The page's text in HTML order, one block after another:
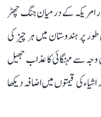
امریکہ کے درمیان جنگ چھڑ
پر ہندوستان میں ہر چیز کی
سے مہنگائی کا عذاب جھیل
کی قیمتوں میں اضافہ دیکھا